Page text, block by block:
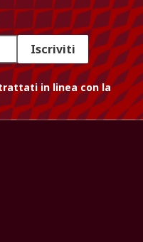
Iscriviti
in linea con la